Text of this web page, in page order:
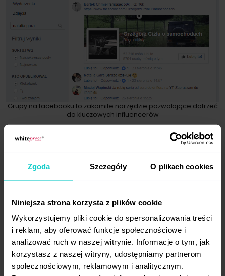
Zgoda Szczegóły O plikach cookies
Niniejsza strona korzysta z plików cookie
Wykorzystujemy pliki cookie do spersonalizowania treści
i reklam, aby oferować funkcje społecznościowe i
analizować ruch w naszej witrynie. Informacje o tym, jak
korzystasz z naszej witryny, udostępniamy partnerom
społecznościowym, reklamowym i analitycznym.
Grupy na facebooku to zakomite narzędzie pozwalające dotrzeć
do kluczowych influencerów
Monitoring Internetu
Korzystając z narzędzi do monitoringu
Internetu, np.Brand24 czy SentiOne, możesz
na tematy związane z Twoim produktem
lub usługą. Taki research pozwoli Ci również
prześledzić w jaki sposób komentowane są
wypowiedzi potencjalnego influencera.